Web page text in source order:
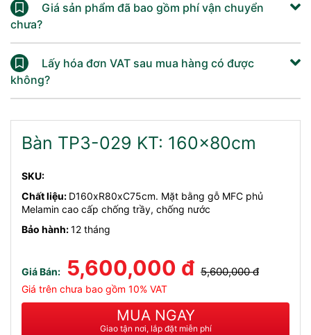
Giá sản phẩm đã bao gồm phí vận chuyển
chưa?
Lấy hóa đơn VAT sau mua hàng có được
không?
Bàn TP3-029 KT: 160x80cm
SKU:
Chất liệu: D160xR80xC75cm. Mặt bằng gỗ MFC phủ
Melamin cao cấp chống trầy, chống nước
Bảo hành:12 tháng
Giá Bán: 5,600,000 đ 5,600,000 đ
Giá trên chưa bao gồm 10% VAT
MUA NGAY
Giao tận nơi, lắp đặt miễn phí